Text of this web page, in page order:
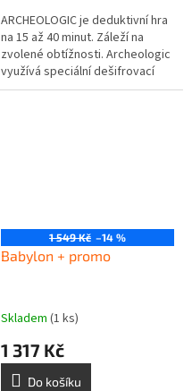
ARCHEOLOGIC je deduktivní hra
na 15 až 40 minut. Záleží na
zvolené obtížnosti. Archeologic
využívá speciální dešifrovací
zařízení, které vám pomůže
1 549 Kč –14 %
Babylon + promo
Skladem (1 ks)
1 317 Kč
Do košíku